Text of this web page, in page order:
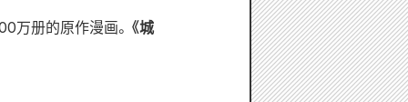
万册的原作漫画。 《城